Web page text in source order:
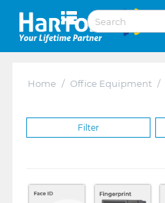
Home / Office Equipment /
Filter